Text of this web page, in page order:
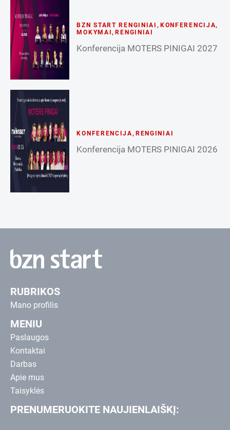
BZN START RENGINIAI , KONFERENCIJA,
MOKYMAI ,RENGINIAI
Konferencija MOTERS PINIGAI 2027
KONFERENCIJA, RENGINIAI
Konferencija MOTERS PINIGAI 2026
RUBRIKOS
Mano profilis
MENIU
Paslaugos
Kontaktai
Darbas
Apie mus
Taisyklės
PRENUMERUOKITE NAUJIENLAIŠKĮ: